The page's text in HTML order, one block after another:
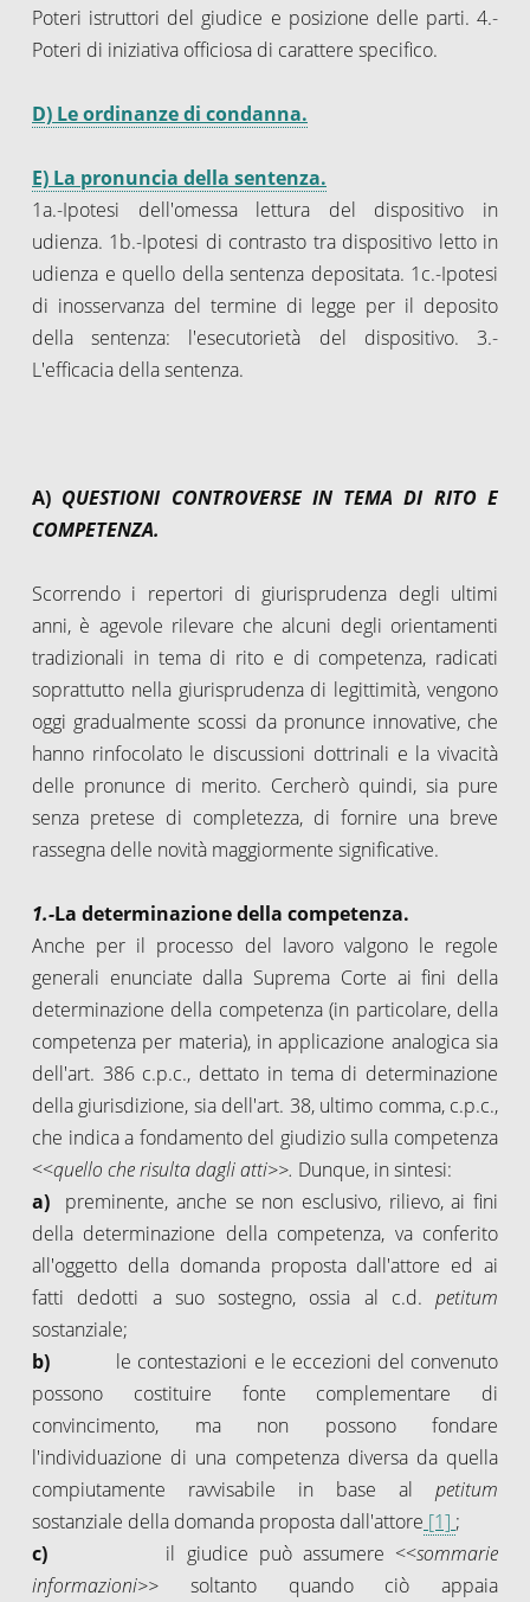
Poteri istruttori del giudice e posizione delle parti. 4.-
Poteri di iniziativa officiosa di carattere specifico.
D) Le ordinanze di condanna.
E) La pronuncia della sentenza.
1a.-Ipotesi dell'omessa lettura del dispositivo in
udienza. 1b.-Ipotesi di contrasto tra dispositivo letto in
udienza e quello della sentenza depositata. 1c.-Ipotesi
di inosservanza del termine di legge per il deposito
della sentenza: l'esecutorietà del dispositivo. 3.-
L'efficacia della sentenza.
A) QUESTIONI CONTROVERSE IN TEMA DI RITO E
COMPETENZA.
Scorrendo i repertori di giurisprudenza degli ultimi
anni, è agevole rilevare che alcuni degli orientamenti
tradizionali in tema di rito e di competenza, radicati
soprattutto nella giurisprudenza di legittimità, vengono
oggi gradualmente scossi da pronunce innovative, che
hanno rinfocolato le discussioni dottrinali e la vivacità
delle pronunce di merito. Cercherò quindi, sia pure
senza pretese di completezza, di fornire una breve
rassegna delle novità maggiormente significative.
1.-La determinazione della competenza.
Anche per il processo del lavoro valgono le regole
generali enunciate dalla Suprema Corte ai fini della
determinazione della competenza (in particolare, della
competenza per materia), in applicazione analogica sia
dell'art. 386 c.p.c., dettato in tema di determinazione
della giurisdizione, sia dell'art. 38, ultimo comma, c.p.c.,
che indica a fondamento del giudizio sulla competenza
<<quello che risulta dagli atti>>. Dunque, in sintesi:
a) preminente, anche se non esclusivo, rilievo, ai fini
della determinazione della competenza, va conferito
all'oggetto della domanda proposta dall'attore ed ai
fatti dedotti a suo sostegno, ossia al c.d. petitum
sostanziale;
b) le contestazioni e le eccezioni del convenuto
possono costituire fonte complementare di
convincimento, ma non possono fondare
l'individuazione di una competenza diversa da quella
compiutamente ravvisabile in base al petitum
sostanziale della domanda proposta dall'attore [1] ;
c) il giudice può assumere <<sommarie
informazioni>> soltanto quando ciò appaia